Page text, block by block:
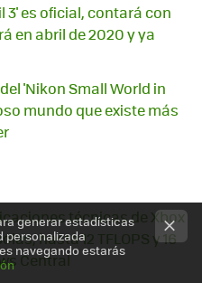
3' es oficial, contará con
en abril de 2020 y ya
'Nikon Small World in
mundo que existe más
técnicas de Xbox
hasta 12 TFLOPS y 16
Central
generar estadísticas
personalizada
navegando estarás